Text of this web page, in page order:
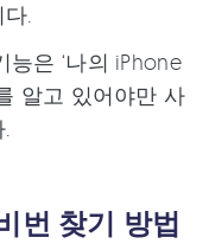
.
은 ‘나의 iPhone
알고 있어야만 사
번 찾기 방법